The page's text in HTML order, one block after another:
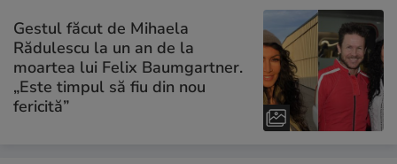
Gestul făcut de Mihaela
Rădulescu la un an de la
moartea lui Felix Baumgartner.
„Este timpul să fiu din nou
fericită”